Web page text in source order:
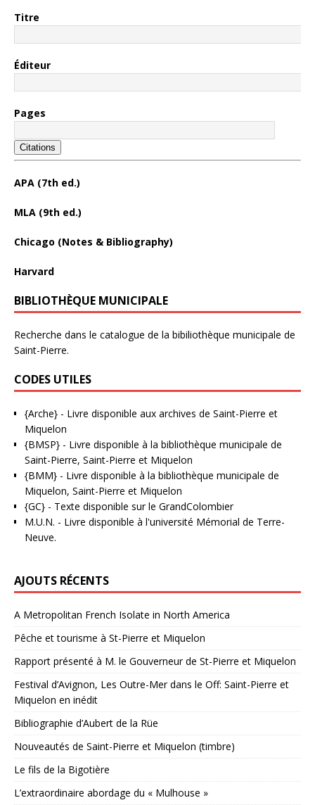
Titre
Éditeur
Pages
Citations
APA (7th ed.)
MLA (9th ed.)
Chicago (Notes & Bibliography)
Harvard
BIBLIOTHÈQUE MUNICIPALE
Recherche dans le catalogue de la bibiliothèque municipale de
Saint-Pierre.
CODES UTILES
{Arche} - Livre disponible aux archives de Saint-Pierre et
Miquelon
{BMSP} - Livre disponible à la bibliothèque municipale de
Saint-Pierre, Saint-Pierre et Miquelon
{BMM} - Livre disponible à la bibliothèque municipale de
Miquelon, Saint-Pierre et Miquelon
{GC} - Texte disponible sur le GrandColombier
M.U.N. - Livre disponible à l'université Mémorial de Terre-
Neuve.
AJOUTS RÉCENTS
A Metropolitan French Isolate in North America
Pêche et tourisme à St-Pierre et Miquelon
Rapport présenté à M. le Gouverneur de St-Pierre et Miquelon
Festival d’Avignon, Les Outre-Mer dans le Off: Saint-Pierre et
Miquelon en inédit
Bibliographie d’Aubert de la Rüe
Nouveautés de Saint-Pierre et Miquelon (timbre)
Le fils de la Bigotière
L’extraordinaire abordage du « Mulhouse »